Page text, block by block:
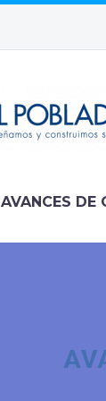
AVANCES DE